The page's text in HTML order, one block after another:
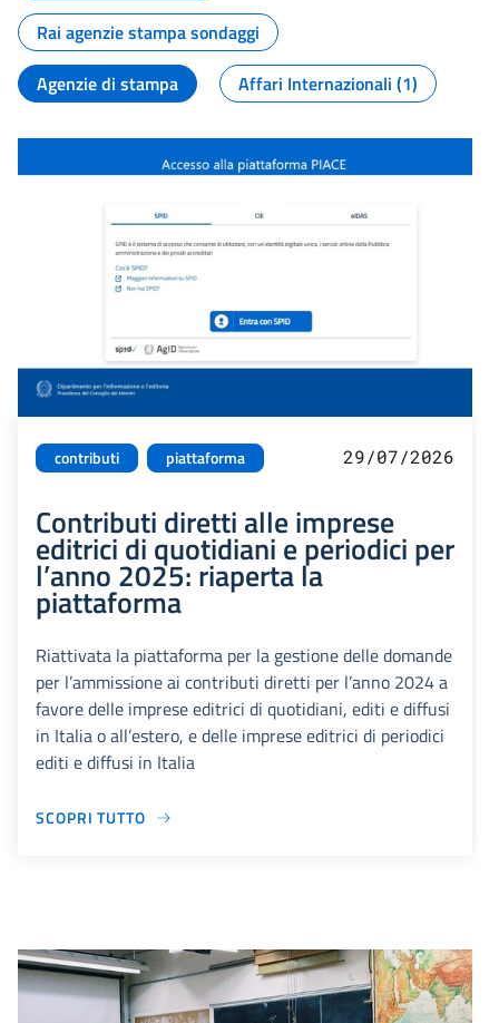
Rai agenzie stampa sondaggi
Agenzie di stampa
Affari Internazionali (1)
contributi piattaforma 29/07/2026
Contributi diretti alle imprese
editrici di quotidiani e periodici per
l’anno 2025: riaperta la
piattaforma
Riattivata la piattaforma per la gestione delle domande
per l’ammissione ai contributi diretti per l’anno 2024 a
favore delle imprese editrici di quotidiani, editi e diffusi
in Italia o all’estero, e delle imprese editrici di periodici
editi e diffusi in Italia
SCOPRI TUTTO